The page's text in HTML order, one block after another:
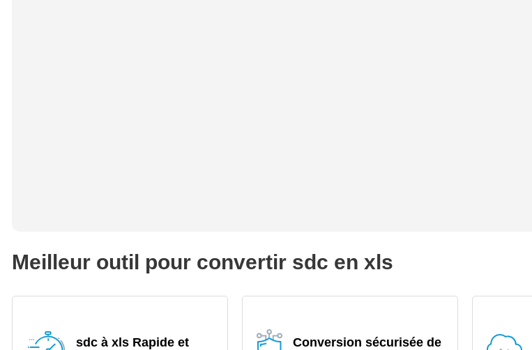
Meilleur outil pour convertir sdc en xls
sdc à xls Rapide et
Conversion sécurisée de